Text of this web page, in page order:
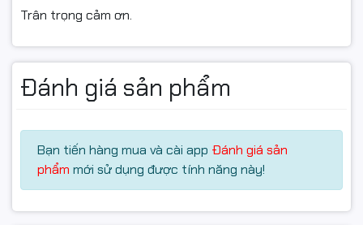
đen sâu, rất lý tưởng cho giải trí và sáng tạo nội dung.
Trân trọng cảm ơn.
Đánh giá sản phẩm
Bạn tiến hàng mua và cài app Đánh giá sản
phẩm mới sử dụng được tính năng này!